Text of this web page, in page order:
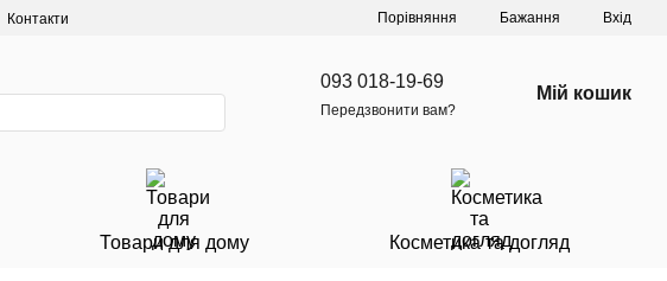
Контакти Порівняння Бажання Вхід
093 018-19-69
Передзвонити вам?
Мій кошик
Товари для дому Косметика та догляд